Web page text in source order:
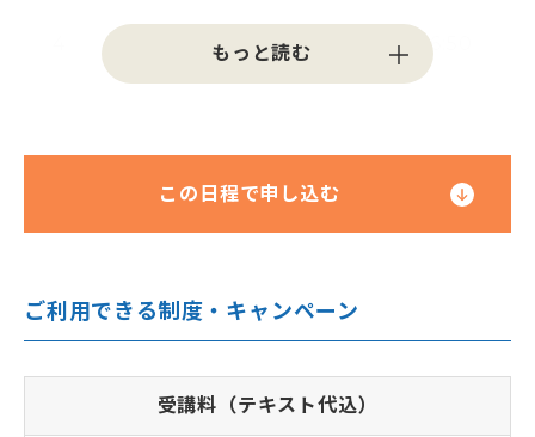
2026年10月9日(金) 9:30～16:50
7 2026年10月23日(金) 9:30～16:50
8 2026年10月26日(月)
この日程で申し込む
ご利用できる制度・キャンペーン
受講料（テキスト代込）